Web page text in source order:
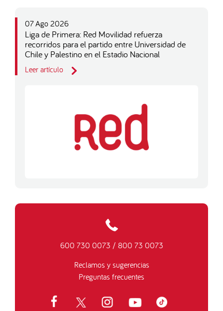
07 Ago 2026
Liga de Primera: Red Movilidad refuerza
recorridos para el partido entre Universidad de
Chile y Palestino en el Estadio Nacional
Leer artículo
600 730 0073 / 800 73 0073
Reclamos y sugerencias
Preguntas frecuentes